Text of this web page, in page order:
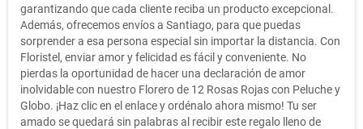
garantizando que cada cliente reciba un producto excepcional.
Además, ofrecemos envíos a Santiago, para que puedas
sorprender a esa persona especial sin importar la distancia. Con
Floristel, enviar amor y felicidad es fácil y conveniente. No
pierdas la oportunidad de hacer una declaración de amor
inolvidable con nuestro Florero de 12 Rosas Rojas con Peluche y
Globo. ¡Haz clic en el enlace y ordénalo ahora mismo! Tu ser
amado se quedará sin palabras al recibir este regalo lleno de